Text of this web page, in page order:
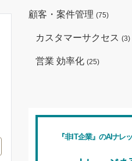
顧客・案件管理 (75)
カスタマーサクセス (3)
営業 効率化 (25)